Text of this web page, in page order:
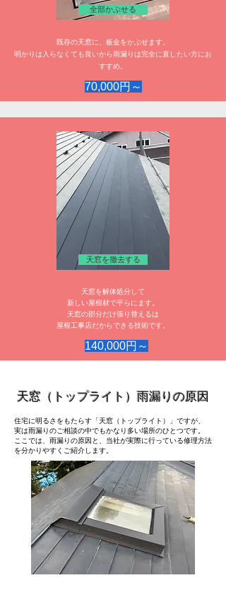
全部かぶせる
既存の天窓に、板金をかぶせます。
​明かりは入らなくても良いから雨漏りは完全に直したい方にお
すすめ。
70,000円～
天窓を撤去する
天窓を解体処分して
新しい屋根材で平らにます。
天窓の部分だけ張り替えるは
​屋根工事店だからできる技術です。
140,000円～
天窓（トップライト）雨漏りの原因
住宅に明るさをもたらす「天窓（トップライト）」ですが、
実は雨漏りのご相談の中でもかなり多い場所のひとつです。
ここでは、雨漏りの原因と、当社が実際に行っている修理方法
を分かりやすくご紹介します。